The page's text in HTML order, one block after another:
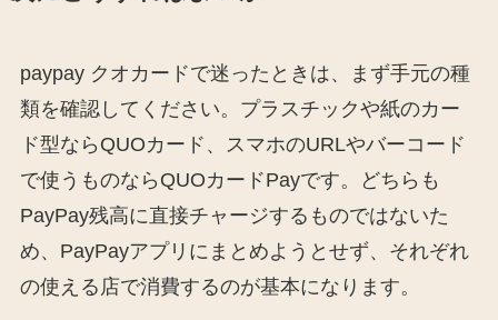
paypay クオカードで迷ったときは、まず手元の種
類を確認してください。プラスチックや紙のカー
ド型ならQUOカード、スマホのURLやバーコード
で使うものならQUOカードPayです。どちらも
PayPay残高に直接チャージするものではないた
め、PayPayアプリにまとめようとせず、それぞれ
の使える店で消費するのが基本になります。